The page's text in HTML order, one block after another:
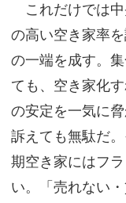
これだけでは中
の高い空き家率
の一端を成す。
ても、空き家化
の安定を一気に
訴えても無駄だ
期空き家にはフ
い。「売れない